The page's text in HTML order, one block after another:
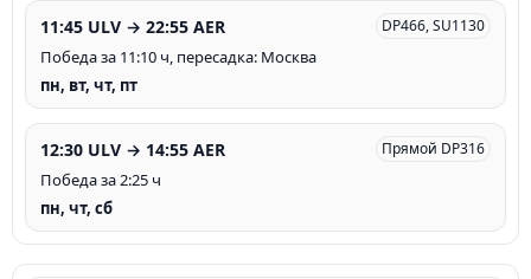
11:45 ULV → 22:55 AER DP466, SU1130
Победа за 11:10 ч, пересадка: Москва
пн, вт, чт, пт
12:30 ULV → 14:55 AER Прямой DP316
Победа за 2:25 ч
пн, чт, сб